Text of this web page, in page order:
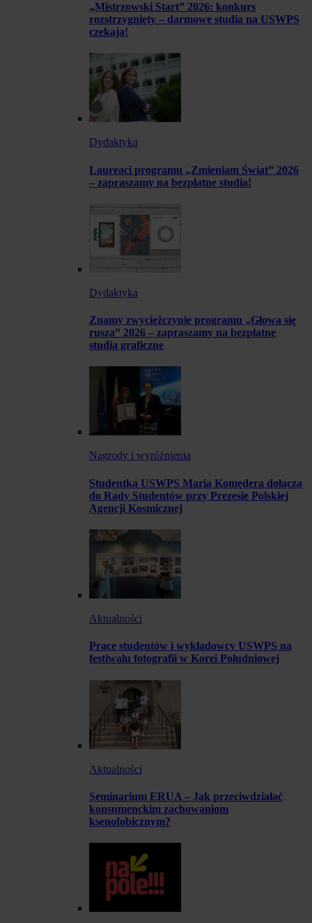
„Mistrzowski Start” 2026: konkurs
rozstrzygnięty – darmowe studia na USWPS
czekają!
Dydaktyka
Laureaci programu „Zmieniam Świat” 2026
– zapraszamy na bezpłatne studia!
Dydaktyka
Znamy zwyciężczynie programu „Głowa się
rusza” 2026 – zapraszamy na bezpłatne
studia graficzne
Nagrody i wyróżnienia
Studentka USWPS Maria Komędera dołącza
do Rady Studentów przy Prezesie Polskiej
Agencji Kosmicznej
Aktualności
Prace studentów i wykładowcy USWPS na
festiwalu fotografii w Korei Południowej
Aktualności
Seminarium ERUA – Jak przeciwdziałać
konsumenckim zachowaniom
ksenofobicznym?